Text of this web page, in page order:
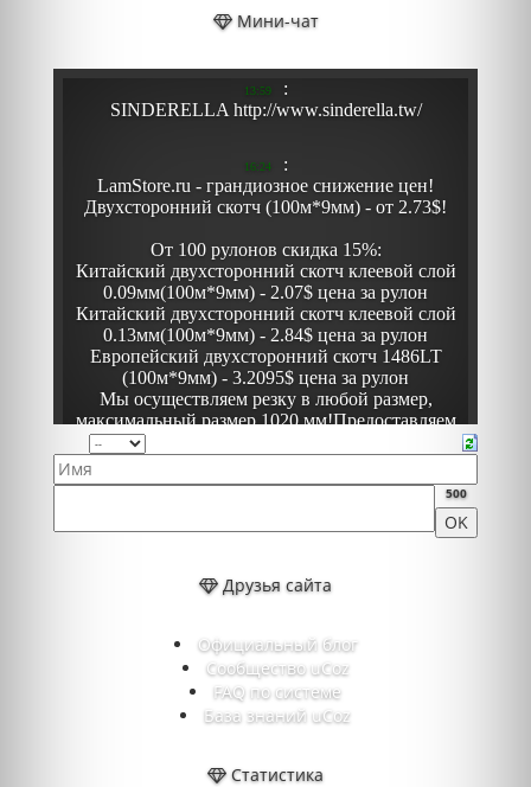
Мини-чат
500
Друзья сайта
Официальный блог
Сообщество uCoz
FAQ по системе
База знаний uCoz
Статистика